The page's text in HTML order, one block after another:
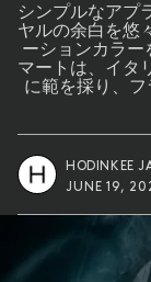
シンプルなアプ
ヤルの余白を悠
ーションカラー
マートは、イタ
に範を採り、フ
HODINKEE
JUNE 19,